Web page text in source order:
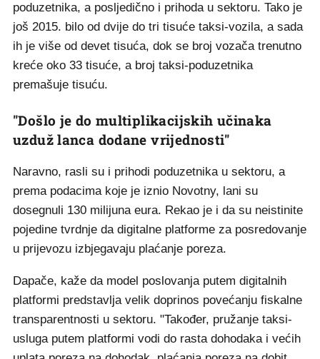
poduzetnika, a posljedično i prihoda u sektoru. Tako je
još 2015. bilo od dvije do tri tisuće taksi-vozila, a sada
ih je više od devet tisuća, dok se broj vozača trenutno
kreće oko 33 tisuće, a broj taksi-poduzetnika
premašuje tisuću.
"Došlo je do multiplikacijskih učinaka
uzduž lanca dodane vrijednosti"
Naravno, rasli su i prihodi poduzetnika u sektoru, a
prema podacima koje je iznio Novotny, lani su
dosegnuli 130 milijuna eura. Rekao je i da su neistinite
pojedine tvrdnje da digitalne platforme za posredovanje
u prijevozu izbjegavaju plaćanje poreza.
Dapače, kaže da model poslovanja putem digitalnih
platformi predstavlja velik doprinos povećanju fiskalne
transparentnosti u sektoru. "Također, pružanje taksi-
usluga putem platformi vodi do rasta dohodaka i većih